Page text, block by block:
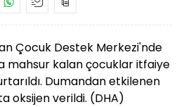
Çocuk Destek Merkezi'nde
mahsur kalan çocuklar itfaiye
Dumandan etkilenen
oksijen verildi. (DHA)